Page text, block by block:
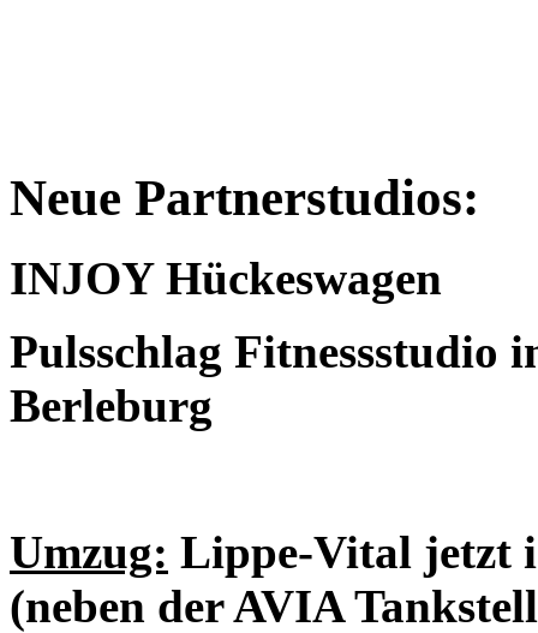
Neue Partnerstudios:
INJOY Hückeswagen
Pulsschlag Fitnessstudio
Berleburg
Umzug: Lippe-Vital jetzt
(neben der AVIA